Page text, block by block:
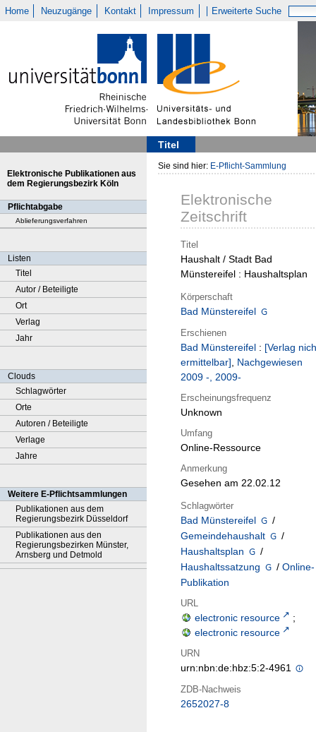
Home Neuzugänge Kontakt Impressum Erweiterte Suche
Titel
Elektronische Publikationen aus
dem Regierungsbezirk Köln
Pflichtabgabe
Ablieferungsverfahren
Listen
Titel
Autor / Beteiligte
Ort
Verlag
Jahr
Clouds
Schlagwörter
Orte
Autoren / Beteiligte
Verlage
Jahre
Weitere E-Pflichtsammlungen
Publikationen aus dem
Regierungsbezirk Düsseldorf
Publikationen aus den
Regierungsbezirken Münster,
Arnsberg und Detmold
Sie sind hier: E-Pflicht-Sammlung
Elektronische
Zeitschrift
Titel
Haushalt / Stadt Bad
Münstereifel : Haushaltsplan
Körperschaft
Bad Münstereifel
Erschienen
Bad Münstereifel : [Verlag
ermittelbar], Nachgewiesen
2009 -, 2009-
Erscheinungsfrequenz
Unknown
Umfang
Online-Ressource
Anmerkung
Gesehen am 22.02.12
Schlagwörter
Bad Münstereifel
/
Gemeindehaushalt
/
Haushaltsplan
/
Haushaltssatzung
/ Online-
Publikation
URL
electronic resource
;
electronic resource
URN
urn:nbn:de:hbz:5:2-4961
ZDB-Nachweis
2652027-8